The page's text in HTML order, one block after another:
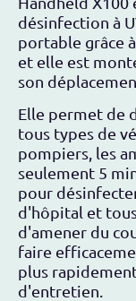
désinfection à
portable grâce
et elle est
son
Elle permet de
tous types de
pompiers, les
seulement 5
pour
d'hôpital et
d'amener du
faire
plus
d'entretien.